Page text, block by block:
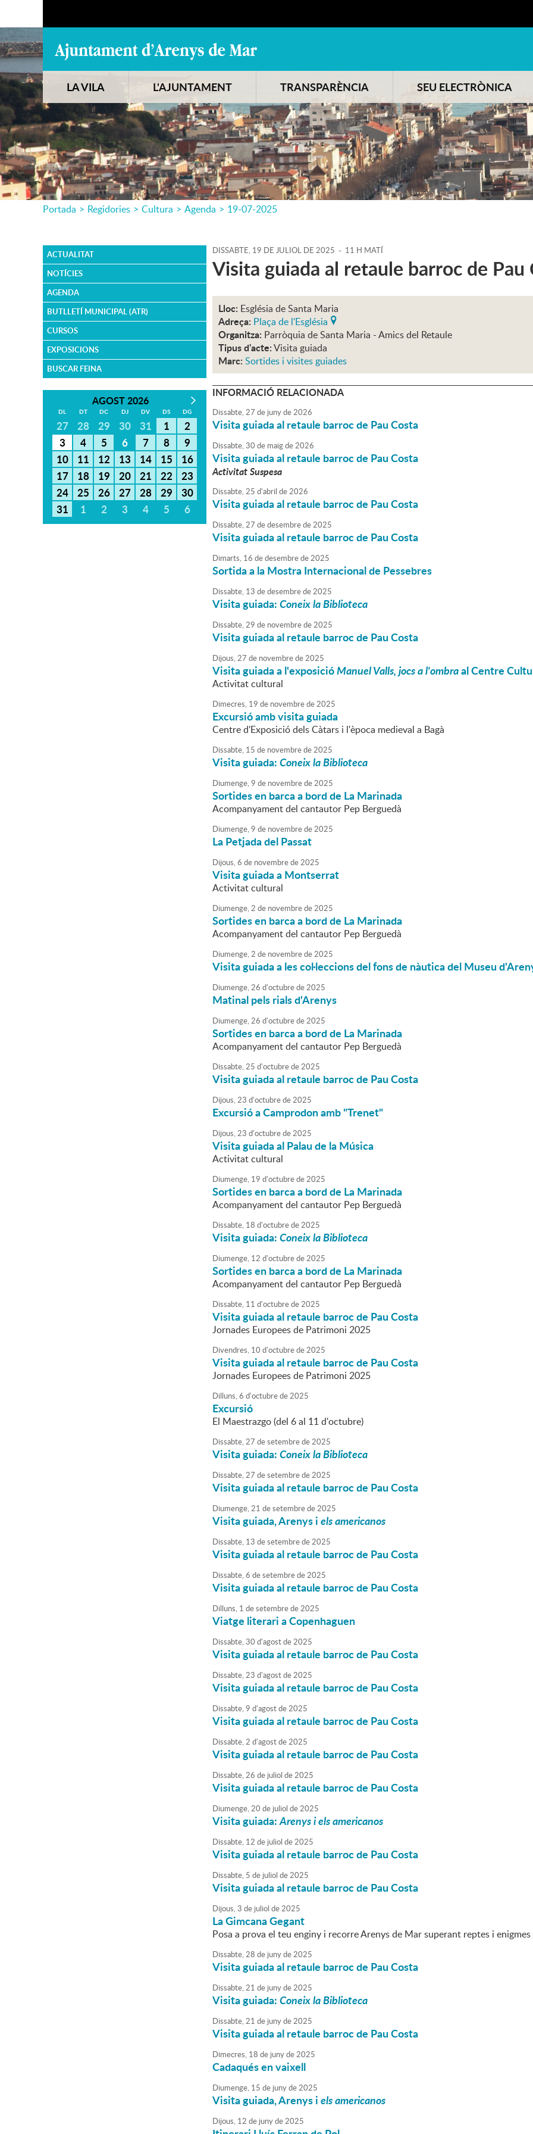
LA VILA L'AJUNTAMENT TRANSPARÈNCIA SEU ELECTRÒNICA
Portada > Regidories > Cultura > Agenda > 19-07-2025
ACTUALITAT
NOTÍCIES
AGENDA
BUTLLETÍ MUNICIPAL (ATR)
CURSOS
EXPOSICIONS
BUSCAR FEINA
AGOST 2026
DL DT DC DJ DV DS DG
27 28 29 30 31 1
2
3
4 5 6 7 8
9
10
11 12 13 14 15
16
17
18 19 20 21 22
23
24
25 26 27 28 29
30
31
1 2 3 4 5 6
DISSABTE, 19 DE JULIOL DE 2025 - 11 H MATÍ
Visita guiada al retaule barroc de Pau
Lloc: Església de Santa Maria
Adreça: Plaça de l'Església
Organitza: Parròquia de Santa Maria - Amics del Retaule
Tipus d'acte:Visita guiada
Marc: Sortides i visites guiades
INFORMACIÓ RELACIONADA
Dissabte,27 de junyde2026
Visita guiada al retaule barroc de Pau Costa
Dissabte,30 de maigde2026
Visita guiada al retaule barroc de Pau Costa
Activitat Suspesa
Dissabte,25 d'abril de2026
Visita guiada al retaule barroc de Pau Costa
Dissabte,27 dedesembrede2025
Visita guiada al retaule barroc de Pau Costa
Dimarts, 16 dedesembrede2025
Sortida a la Mostra Internacional de Pessebres
Dissabte, 13 dedesembrede2025
Visita guiada:Coneix la Biblioteca
Dissabte,29 de novembrede2025
Visita guiada al retaule barroc de Pau Costa
Dijous,27 de novembrede2025
Visita guiada a l'exposicióManuel Valls, jocs a l'ombraal Centre
Activitat cultural
Dimecres, 19 de novembrede2025
Excursió amb visita guiada
Centre d'Exposició dels Càtars i l'època medieval a Bagà
Dissabte, 15 de novembrede2025
Visita guiada:Coneix la Biblioteca
Diumenge,9 de novembrede2025
Sortides en barca a bord de La Marinada
Acompanyament del cantautor Pep Berguedà
Diumenge,9 de novembrede2025
La Petjada del Passat
Dijous,6 de novembrede2025
Visita guiada a Montserrat
Activitat cultural
Diumenge,2 de novembrede2025
Sortides en barca a bord de La Marinada
Acompanyament del cantautor Pep Berguedà
Diumenge,2 de novembrede2025
Visita guiada a les col·leccions del fons de nàutica del Museu
Diumenge,26 d'octubrede2025
Matinal pels rials d'Arenys
Diumenge,26 d'octubrede2025
Sortides en barca a bord de La Marinada
Acompanyament del cantautor Pep Berguedà
Dissabte,25 d'octubrede2025
Visita guiada al retaule barroc de Pau Costa
Dijous,23 d'octubrede2025
Excursió a Camprodon amb "Trenet"
Dijous,23 d'octubrede2025
Visita guiada al Palau de la Música
Activitat cultural
Diumenge, 19 d'octubrede2025
Sortides en barca a bord de La Marinada
Acompanyament del cantautor Pep Berguedà
Dissabte, 18 d'octubrede2025
Visita guiada:Coneix la Biblioteca
Diumenge, 12 d'octubrede2025
Sortides en barca a bord de La Marinada
Acompanyament del cantautor Pep Berguedà
Dissabte, 11 d'octubrede2025
Visita guiada al retaule barroc de Pau Costa
Jornades Europees de Patrimoni 2025
Divendres, 10 d'octubrede2025
Visita guiada al retaule barroc de Pau Costa
Jornades Europees de Patrimoni 2025
Dilluns,6 d'octubrede2025
Excursió
El Maestrazgo (del 6 al 11 d'octubre)
Dissabte,27 desetembrede2025
Visita guiada:Coneix la Biblioteca
Dissabte,27 desetembrede2025
Visita guiada al retaule barroc de Pau Costa
Diumenge,21 desetembrede2025
Visita guiada, Arenys iels americanos
Dissabte, 13 desetembrede2025
Visita guiada al retaule barroc de Pau Costa
Dissabte,6 desetembrede2025
Visita guiada al retaule barroc de Pau Costa
Dilluns, 1 desetembrede2025
Viatge literari a Copenhaguen
Dissabte,30 d'agostde2025
Visita guiada al retaule barroc de Pau Costa
Dissabte,23 d'agostde2025
Visita guiada al retaule barroc de Pau Costa
Dissabte,9 d'agostde2025
Visita guiada al retaule barroc de Pau Costa
Dissabte,2 d'agostde2025
Visita guiada al retaule barroc de Pau Costa
Dissabte,26 de juliol de2025
Visita guiada al retaule barroc de Pau Costa
Diumenge,20 de juliol de2025
Visita guiada:Arenys i els americanos
Dissabte, 12 de juliol de2025
Visita guiada al retaule barroc de Pau Costa
Dissabte, 5 de juliol de2025
Visita guiada al retaule barroc de Pau Costa
Dijous,3 de juliol de2025
La Gimcana Gegant
Posa a prova el teu enginy i recorre Arenys de Mar superant reptes i
Dissabte,28 de junyde2025
Visita guiada al retaule barroc de Pau Costa
Dissabte,21 de junyde2025
Visita guiada:Coneix la Biblioteca
Dissabte,21 de junyde2025
Visita guiada al retaule barroc de Pau Costa
Dimecres, 18 de junyde2025
Cadaqués en vaixell
Diumenge, 15 de junyde2025
Visita guiada, Arenys iels americanos
Dijous, 12 de junyde2025